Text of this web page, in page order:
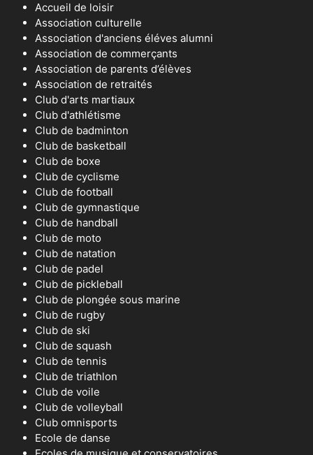
Accueil de loisir
Association culturelle
Association d'anciens éléves alumni
Association de commerçants
Association de parents d’élèves
Association de retraités
Club d'arts martiaux
Club d'athlétisme
Club de badminton
Club de basketball
Club de boxe
Club de cyclisme
Club de football
Club de gymnastique
Club de handball
Club de moto
Club de natation
Club de padel
Club de pickleball
Club de plongée sous marine
Club de rugby
Club de ski
Club de squash
Club de tennis
Club de triathlon
Club de voile
Club de volleyball
Club omnisports
Ecole de danse